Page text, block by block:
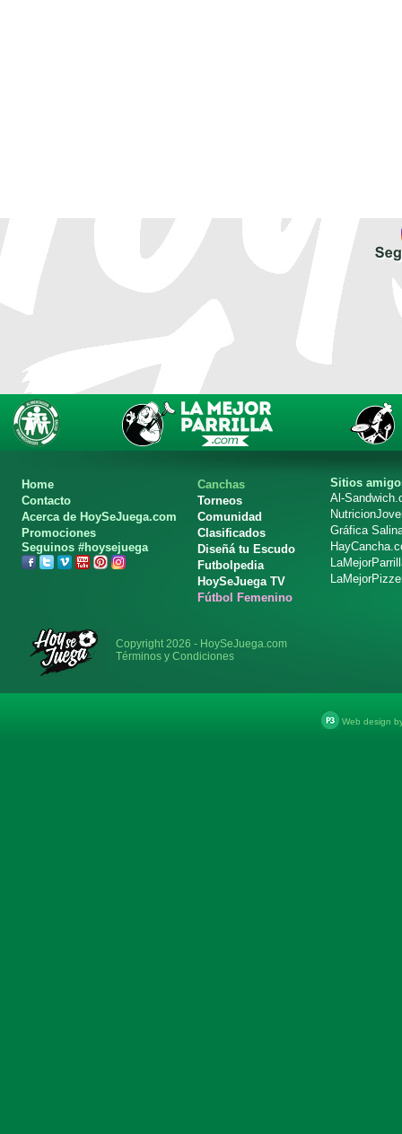
Home
Contacto
Acerca de HoySeJuega.com
Promociones
Seguinos #hoysejuega
Canchas
Torneos
Comunidad
Clasificados
Diseñá tu Escudo
Futbolpedia
HoySeJuega TV
Fútbol Femenino
Sitios
Al-
Gráfica
Copyright 2026 - HoySeJuega.com
Términos y Condiciones
Web design